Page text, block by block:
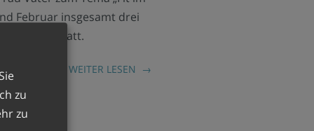
Februar insgesamt drei
Region statt.
WEITER LESEN
zu
zu